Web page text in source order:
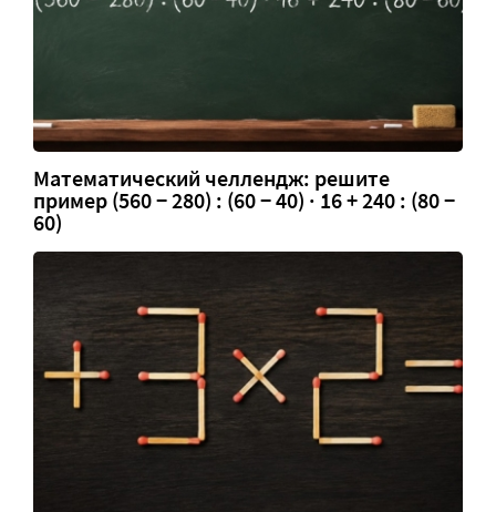
Математический челлендж: решите
пример (560 − 280) : (60 − 40) · 16 + 240 : (80 −
60)